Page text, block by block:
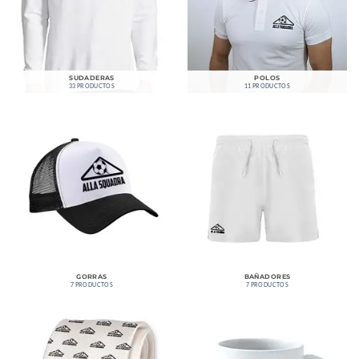
SUDADERAS
33 PRODUCTOS
POLOS
11 PRODUCTOS
GORRAS
7 PRODUCTOS
BAÑADORES
7 PRODUCTOS